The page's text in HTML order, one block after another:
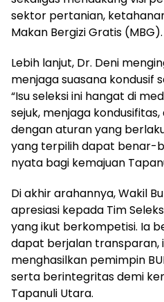
sektor pertanian,
Makan Bergizi Gratis (MBG).
Lebih lanjut, Dr. Deni
menjaga suasana kondusif
“Isu seleksi ini hangat di
sejuk, menjaga
dengan aturan yang
yang terpilih dapat benar-
nyata bagi kemajuan
Di akhir arahannya, Wakil
apresiasi kepada Tim
yang ikut berkompetisi. Ia
dapat berjalan transparan,
menghasilkan pemimpin
serta berintegritas demi
Tapanuli Utara.